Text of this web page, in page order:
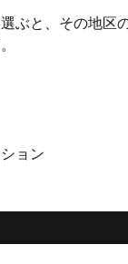
ぶと、その地区
ョン